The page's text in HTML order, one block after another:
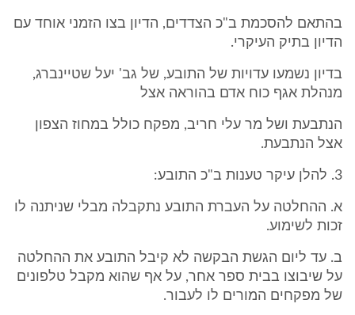
בהתאם להסכמת ב"כ הצדדים, הדיון בצו הזמני אוחד עם
הדיון בתיק העיקרי.
בדיון נשמעו עדויות של התובע, של גב' יעל שטיינברג,
מנהלת אגף כוח אדם בהוראה אצל
הנתבעת ושל מר עלי חריב, מפקח כולל במחוז הצפון
אצל הנתבעת.
3. להלן עיקר טענות ב"כ התובע:
א. ההחלטה על העברת התובע נתקבלה מבלי שניתנה לו
זכות לשימוע.
ב. עד ליום הגשת הבקשה לא קיבל התובע את ההחלטה
על שיבוצו בבית ספר אחר, על אף שהוא מקבל טלפונים
של מפקחים המורים לו לעבור.